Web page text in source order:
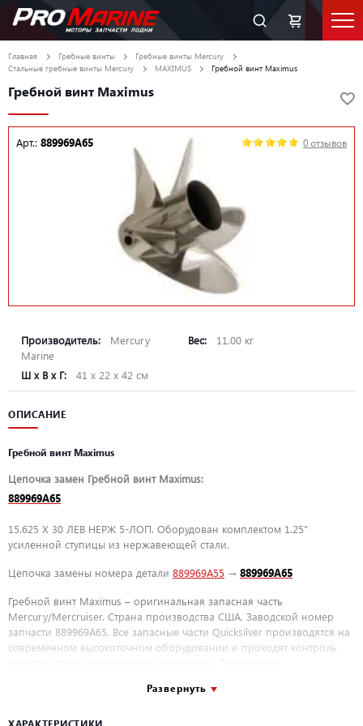
Главная Гребные винты
Гребные винты Mercury
Стальные гребные винты Mercury
MAXIMUS Гребной винт Maximus
Гребной винт Maximus
Арт.: 889969A65 0 отзывов
Производитель:
Mercury
Marine
Вес: 11.00 кг
Ш х В х Г: 41 х 22 х 42 см
ОПИСАНИЕ
Гребной винт Maximus
Цепочка замен Гребной винт Maximus:
889969A65
15.625 X 30 ЛЕВ НЕРЖ 5-ЛОП. Оборудован комплектом 1.25"
усиленной ступицы из нержавеющей стали.
Цепочка замены номера детали 889969A55 → 889969A65
Гребной винт Maximus – оригинальная запасная часть
Mercury/Mercruiser. Страна производства США. Заводской номер
запчасти 889969A65. Все запасные части Quicksilver производятся на
современном высокоточном оборудовании и проходят контроль
дилера Mercury ООО «ПроМарин» вы можете быть уверены в
Развернуть